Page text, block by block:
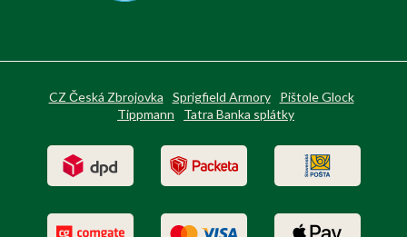
CZ Česká Zbrojovka Sprigfield Armory
Pištole Glock
Tippmann
Tatra Banka splátky